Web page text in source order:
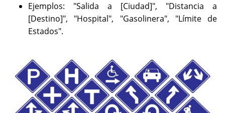
Ejemplos: "Salida a [Ciudad]", "Distancia a
[Destino]", "Hospital", "Gasolinera", "Límite de
Estados".